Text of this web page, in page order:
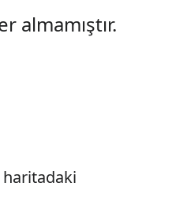
almamıştır.